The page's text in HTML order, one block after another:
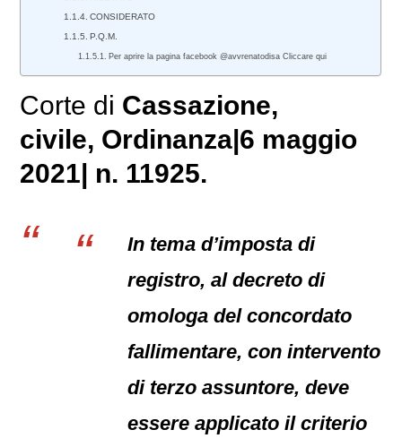
CONSIDERATO
P.Q.M.
Per aprire la pagina facebook @avvrenatodisa Cliccare qui
Corte di Cassazione,
civile, Ordinanza|6 maggio
2021| n. 11925.
In tema d’imposta di
registro, al decreto di
omologa del concordato
fallimentare, con intervento
di terzo assuntore, deve
essere applicato il criterio